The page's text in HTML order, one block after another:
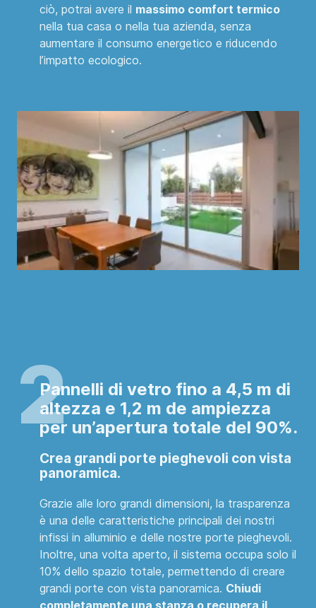
ciò, potrai avere il massimo comfort termico
nella tua casa o nella tua azienda, senza
aumentare il consumo energetico e riducendo
l’impatto ecologico.
Pannelli di vetro fino a 4,5 m di
altezza e 1,2 m de ampiezza
per un’apertura totale del 90%.
Crea grandi porte pieghevoli con vista
panoramica.
Grazie alle loro grandi dimensioni, la trasparenza
è una delle caratteristiche principali dei nostri
infissi in alluminio e delle nostre porte pieghevoli.
Inoltre, una volta aperto, il sistema occupa solo il
10% dello spazio totale, permettendo di creare
grandi porte con vista panoramica. Chiudi
completamente una stanza o recupera il